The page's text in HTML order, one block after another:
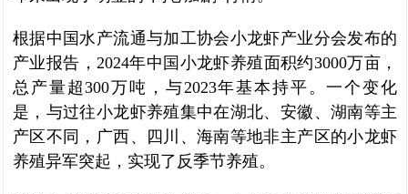
根据中国水产流通与加工协会小龙虾产业分会发布的
产业报告，2024年中国小龙虾养殖面积约3000万亩，
总产量超300万吨，与2023年基本持平。一个变化
是，与过往小龙虾养殖集中在湖北、安徽、湖南等主
产区不同，广西、四川、海南等地非主产区的小龙虾
养殖异军突起，实现了反季节养殖。